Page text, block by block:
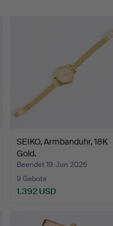
SEIKO, Armbanduhr, 18K
Gold.
Beendet 19. Jun 2026
9 Gebote
1.392 USD